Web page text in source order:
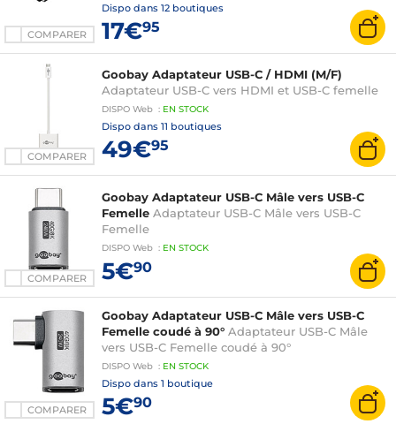
COMPARER
Dispo dans 12 boutiques
17€95
COMPARER
Goobay Adaptateur USB-C / HDMI (M/F)
Adaptateur USB-C vers HDMI et USB-C femelle
DISPO Web : EN STOCK
Dispo dans 11 boutiques
49€95
COMPARER
Goobay Adaptateur USB-C Mâle vers USB-C
Femelle Adaptateur USB-C Mâle vers USB-C
Femelle
DISPO Web : EN STOCK
5€90
COMPARER
Goobay Adaptateur USB-C Mâle vers USB-C
Femelle coudé à 90° Adaptateur USB-C Mâle
vers USB-C Femelle coudé à 90°
DISPO Web : EN STOCK
Dispo dans 1 boutique
5€90